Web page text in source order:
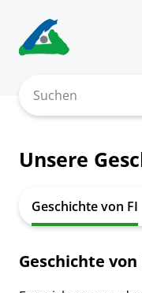
content
Suchen
Unsere
Geschichte von FI
Geschichte von